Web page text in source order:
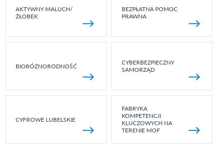
AKTYWNY MALUCH/
ŻŁOBEK
BEZPŁATNA POMOC
PRAWNA
BIORÓŻNORODNOŚĆ
CYBERBEZPIECZNY
SAMORZĄD
CYFROWE LUBELSKIE
FABRYKA
KOMPETENCJI
KLUCZOWYCH NA
TERENIE MOF